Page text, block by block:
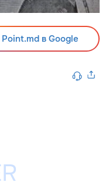
в Google